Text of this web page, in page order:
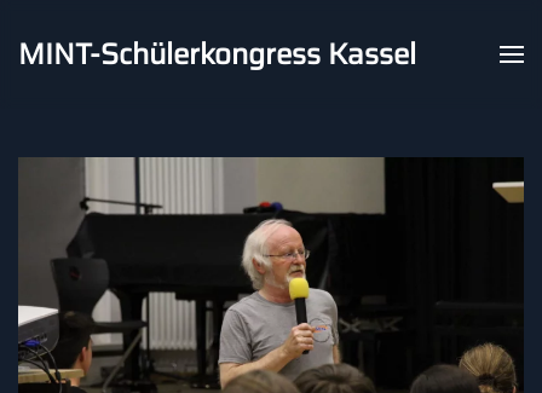
Skip to main content
MINT-Schülerkongress Kassel